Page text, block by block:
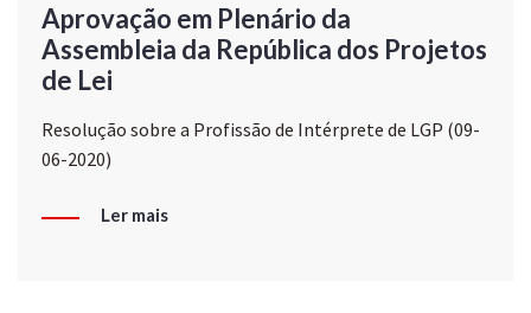
Aprovação em Plenário da
Assembleia da República dos Projetos
de Lei
Resolução sobre a Profissão de Intérprete de LGP (09-
06-2020)
Ler mais